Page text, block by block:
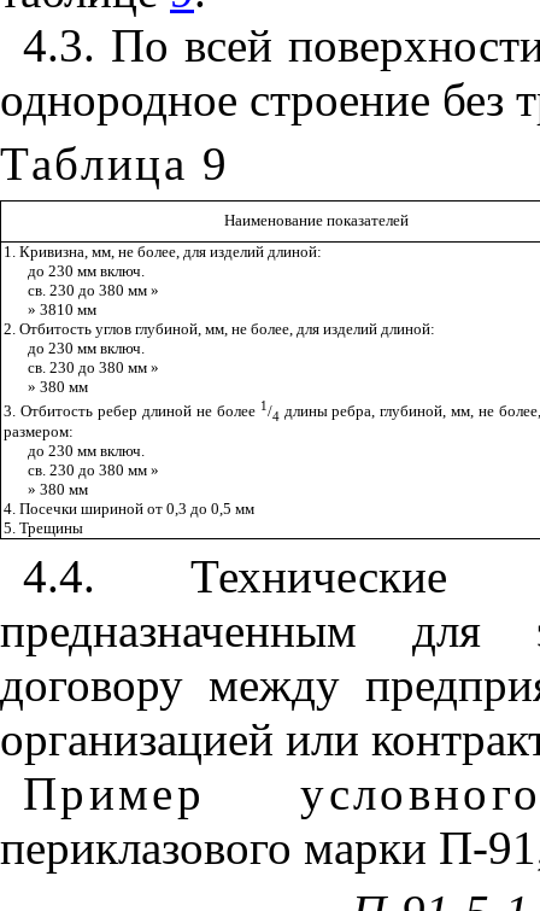
4.3. По всей
однородное строение без
Таблица 9
Наименование показателей
1. Кривизна, мм, не более, для изделий длиной:
до 230 мм включ.
св. 230 до 380 мм »
» 3810 мм
2. Отбитость углов глубиной, мм, не более, для изделий длиной:
до 230 мм включ.
св. 230 до 380 мм »
» 380 мм
3. Отбитость ребер длиной не более 1/4 длины ребра, глубиной, мм, не
размером:
до 230 мм включ.
св. 230 до 380 мм »
» 380 мм
4. Посечки шириной от 0,3 до 0,5 мм
5. Трещины
4.4. Технические
предназначенным для
договору между
организацией или
Пример
периклазового марки П-